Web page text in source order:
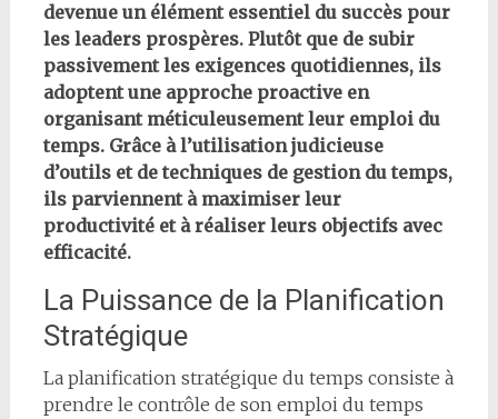
devenue un élément essentiel du succès pour
les leaders prospères. Plutôt que de subir
passivement les exigences quotidiennes, ils
adoptent une approche proactive en
organisant méticuleusement leur emploi du
temps. Grâce à l’utilisation judicieuse
d’outils et de techniques de gestion du temps,
ils parviennent à maximiser leur
productivité et à réaliser leurs objectifs avec
efficacité.
La Puissance de la Planification
Stratégique
La planification stratégique du temps consiste à
prendre le contrôle de son emploi du temps